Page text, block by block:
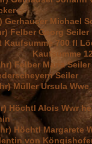
Gerhauser Michael
Felber Georg
Kaufsumme 700 fl
Kaufsumme
Felber Maria
Seiler
Müller Ursula
Höchtl Alois Wwr
Höchtl Margarete
von